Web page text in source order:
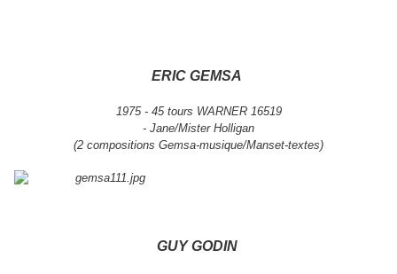
ERIC GEMSA
1975 - 45 tours WARNER 16519
- Jane/Mister Holligan
(2 compositions Gemsa-musique/Manset-textes)
GUY GODIN